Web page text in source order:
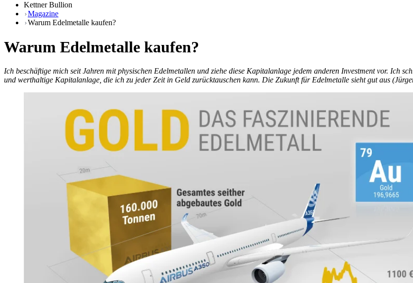
Kettner Bullion
Magazine
Warum Edelmetalle kaufen?
Warum Edelmetalle kaufen?
Ich beschäftige mich seit Jahren mit physischen Edelmetallen und ziehe diese Kapitalanlage jedem anderen Investment vor. Ich
und werthaltige Kapitalanlage, die ich zu jeder Zeit in Geld zurücktauschen kann. Die Zukunft für Edelmetalle sieht gut aus